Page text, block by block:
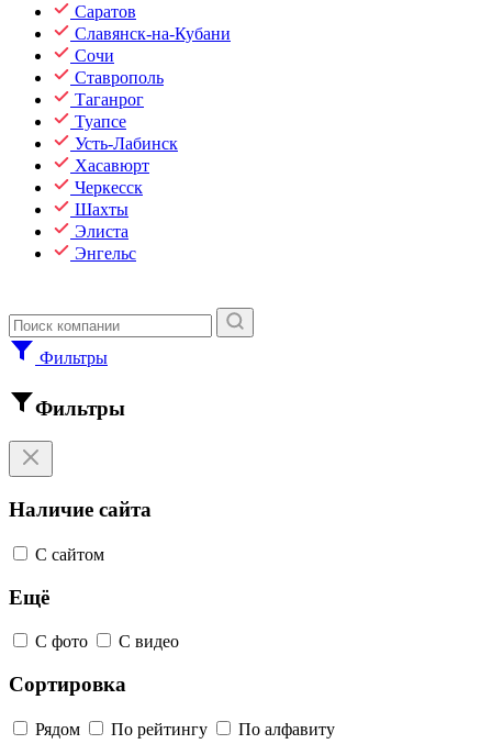
Саратов
Славянск-на-Кубани
Сочи
Ставрополь
Таганрог
Туапсе
Усть-Лабинск
Хасавюрт
Черкесск
Шахты
Элиста
Энгельс
Фильтры
Фильтры
Наличие сайта
С сайтом
Ещё
С фото С видео
Сортировка
Рядом По рейтингу По алфавиту